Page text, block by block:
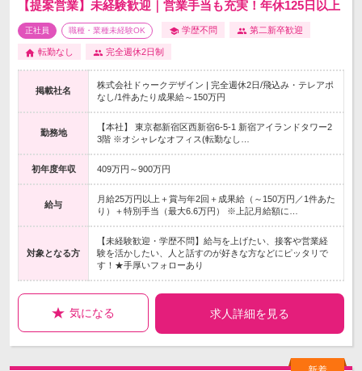
【提案営業】未経験歓迎｜営業手当も充実！年休125日以上
正社員 職種・業種未経験OK 学歴不問 第二新卒歓迎
転勤なし 完全週休2日制
掲載社名
株式会社ドゥークデザイン | 完全週休2日/飛込み・テレアポ
なし/1件あたり成果給～150万円
勤務地
【本社】 東京都新宿区西新宿6-5-1 新宿アイランドタワー2
3階 ※オシャレなオフィス(転勤なし…
初年度年収 409万円～900万円
給与
月給25万円以上＋賞与年2回＋成果給（～150万円／1件あた
り）＋特別手当（最大6.6万円） ※上記月給額に…
対象となる方
【未経験歓迎・学歴不問】給与を上げたい、接客や営業経
験を活かしたい、人と話すのが好きな方などにピッタリで
す！★手厚いフォローあり
気になる 求人詳細を見る